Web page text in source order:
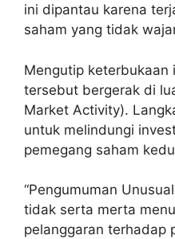
ini dipantau karena
saham yang tidak
Mengutip keterbukaan
tersebut bergerak di
Market Activity).
untuk melindungi
pemegang saham
“Pengumuman
tidak serta merta
pelanggaran terhadap